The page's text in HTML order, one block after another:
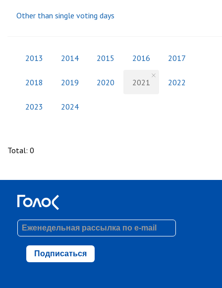
Other than single voting days
2013 2014 2015 2016 2017
2018 2019 2020 2021 2022
2023 2024
Total: 0
Подписаться